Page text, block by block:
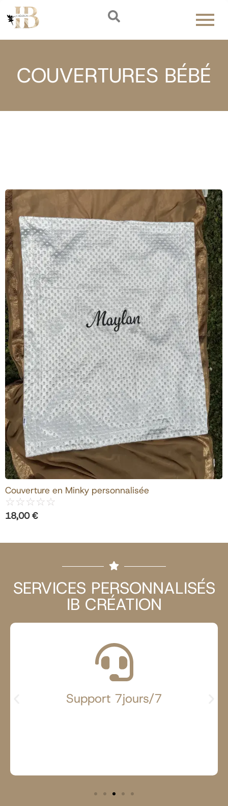
COUVERTURES BÉBÉ
View Products
Couverture en Minky personnalisée
☆☆☆☆☆
18,00€
SERVICES PERSONNALISÉS
IB CRÉATION
Support 7jours/7